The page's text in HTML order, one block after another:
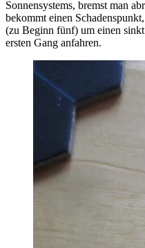
Sonnensystems, bremst man
bekommt einen
(zu Beginn fünf) um einen
ersten Gang anfahren.